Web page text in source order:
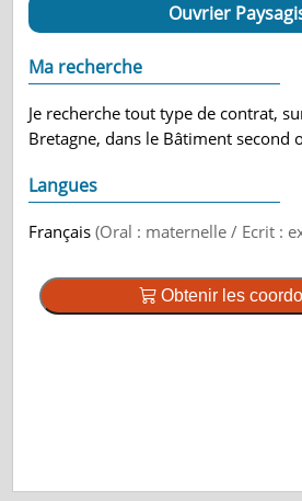
Ouvrier
Ma recherche
Je recherche tout type de contrat,
Bretagne, dans le Bâtiment second
Langues
Français(Oral : maternelle / Ecrit :
Obtenir les